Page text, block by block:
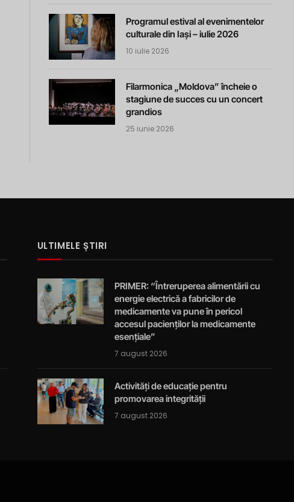
Programul estival al evenimentelor
culturale din Iași – iulie 2026
10 iulie 2026
Filarmonica „Moldova” încheie o
stagiune de succes cu un concert
grandios
25 iunie 2026
ULTIMELE ȘTIRI
PRIMER: “Întreruperea alimentării cu
energie electrică a fabricilor de
medicamente va pune în pericol
accesul pacienților la medicamente
esențiale”
7 august 2026
Activități de educație pentru
promovarea integrității
7 august 2026